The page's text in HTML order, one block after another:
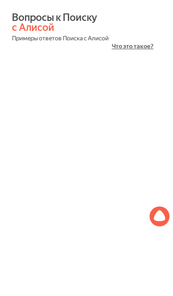
с Алисой
Примеры ответов Поиска с Алисой
Что это такое?